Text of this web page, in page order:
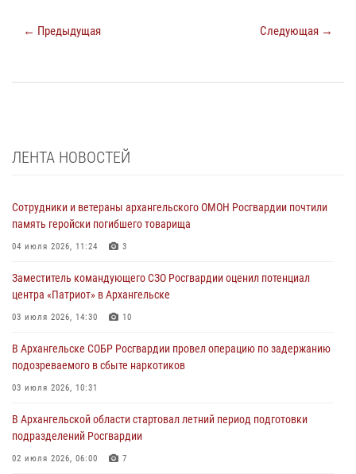
← Предыдущая Следующая →
ЛЕНТА НОВОСТЕЙ
Сотрудники и ветераны архангельского ОМОН Росгвардии почтили
память геройски погибшего товарища
04 июля 2026, 11:24 3
Заместитель командующего СЗО Росгвардии оценил потенциал
центра «Патриот» в Архангельске
03 июля 2026, 14:30 10
В Архангельске СОБР Росгвардии провел операцию по задержанию
подозреваемого в сбыте наркотиков
03 июля 2026, 10:31
В Архангельской области стартовал летний период подготовки
подразделений Росгвардии
02 июля 2026, 06:00 7